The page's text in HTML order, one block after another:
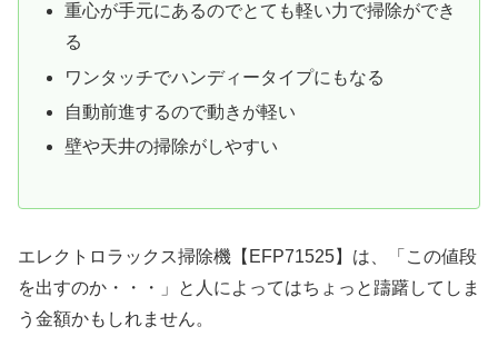
重心が手元にあるのでとても軽い力で掃除ができ
る
ワンタッチでハンディータイプにもなる
自動前進するので動きが軽い
壁や天井の掃除がしやすい
エレクトロラックス掃除機【EFP71525】は、「この値段
を出すのか・・・」と人によってはちょっと躊躇してしま
う金額かもしれません。